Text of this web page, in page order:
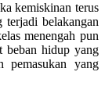
kemiskinan terus
belakangan
menengah pun
beban hidup yang
pemasukan yang